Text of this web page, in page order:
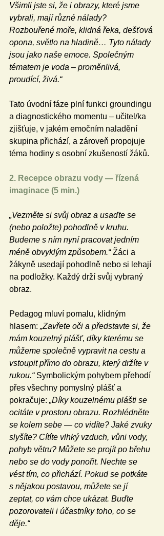
Všimli jste si, že i obrazy, které jsme
vybrali, mají různé nálady?
Rozbouřené moře, klidná řeka, dešťová
opona, světlo na hladině… Tyto nálady
jsou jako naše emoce. Společným
tématem je voda – proměnlivá,
proudící, živá.“
Tato úvodní fáze plní funkci groundingu
a diagnostického momentu – učitel/ka
zjišťuje, v jakém emočním naladění
skupina přichází, a zároveň propojuje
téma hodiny s osobní zkušeností žáků.
2. Recepce obrazu vody — řízená
imaginace (5 min.)
„Vezměte si svůj obraz a usaďte se
(nebo položte) pohodlně v kruhu.
Budeme s ním nyní pracovat jedním
méně obvyklým způsobem.“ Žáci a
žákyně usedají pohodlně nebo si lehají
na podložky. Každý drží svůj vybraný
obraz.
Pedagog mluví pomalu, klidným
hlasem: „Zavřete oči a představte si, že
mám kouzelný plášť, díky kterému se
můžeme společně vypravit na cestu a
vstoupit přímo do obrazu, který držíte v
rukou.“ Symbolickým pohybem přehodí
přes všechny pomyslný plášť a
pokračuje: „Díky kouzelnému plášti se
ocitáte v prostoru obrazu. Rozhlédněte
se kolem sebe — co vidíte? Jaké zvuky
slyšíte? Cítíte vlhký vzduch, vůni vody,
pohyb větru? Můžete se projít po břehu
nebo se do vody ponořit. Nechte se
vést tím, co přichází. Pokud se potkáte
s nějakou postavou, můžete se jí
zeptat, co vám chce ukázat. Buďte
pozorovateli i účastníky toho, co se
děje.“